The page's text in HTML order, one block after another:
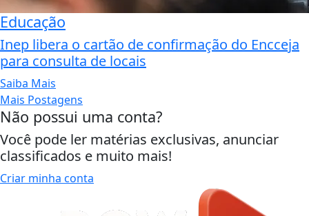
Educação
Inep libera o cartão de confirmação do Encceja
para consulta de locais
Saiba Mais
Mais Postagens
Não possui uma conta?
Você pode ler matérias exclusivas, anunciar
classificados e muito mais!
Criar minha conta